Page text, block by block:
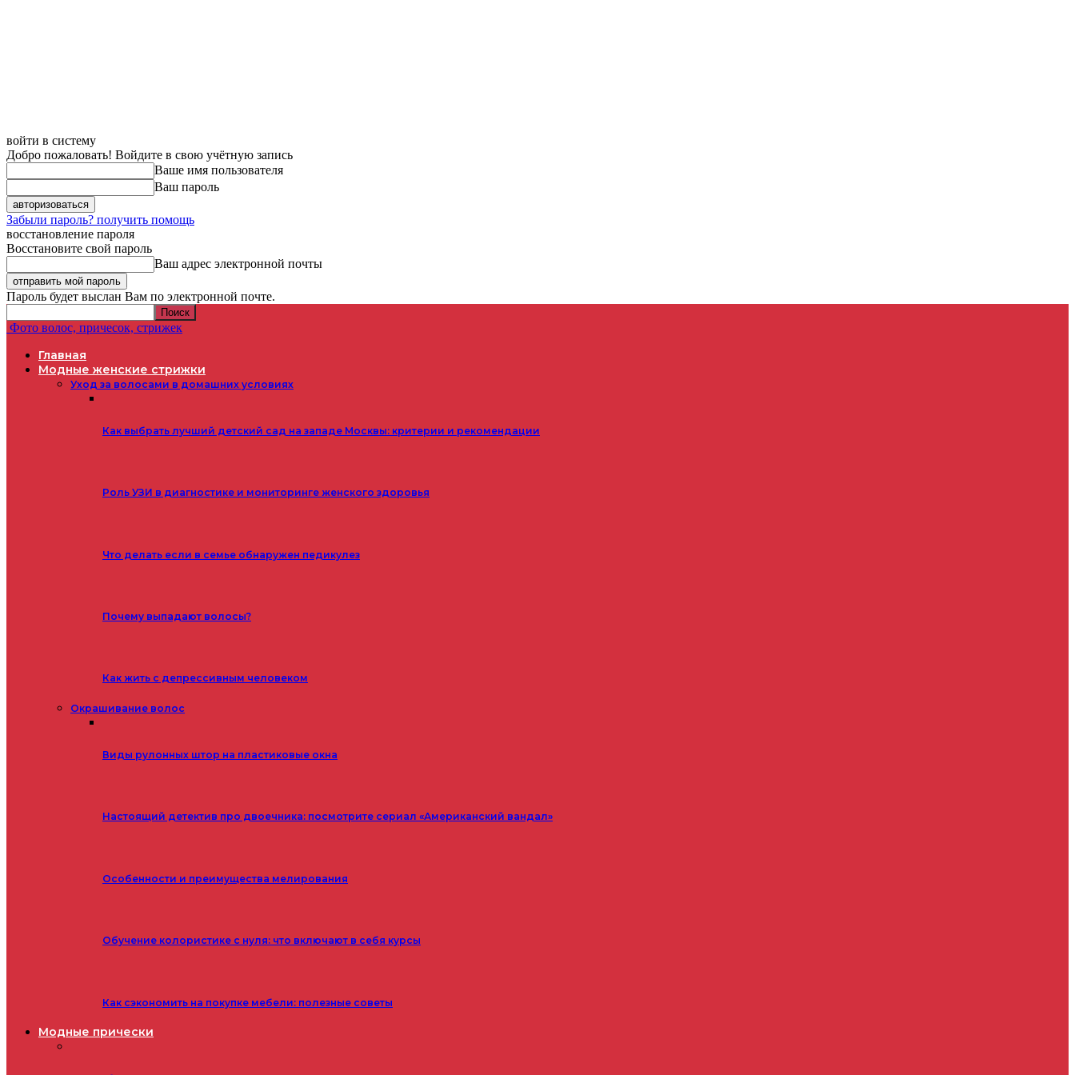
войти в систему
Добро пожаловать! Войдите в свою учётную запись
Ваше имя пользователя
Ваш пароль
Забыли пароль? получить помощь
восстановление пароля
Восстановите свой пароль
Ваш адрес электронной почты
Пароль будет выслан Вам по электронной почте.
Фото волос, причесок, стрижек
Главная
Модные женские стрижки
Уход за волосами в домашних условиях
Как выбрать лучший детский сад на западе Москвы: критерии и рекомендации
Роль УЗИ в диагностике и мониторинге женского здоровья
Что делать если в семье обнаружен педикулез
Почему выпадают волосы?
Как жить с депрессивным человеком
Окрашивание волос
Виды рулонных штор на пластиковые окна
Настоящий детектив про двоечника: посмотрите сериал «Американский вандал»
Особенности и преимущества мелирования
Обучение колористике с нуля: что включают в себя курсы
Как сэкономить на покупке мебели: полезные советы
Модные прически